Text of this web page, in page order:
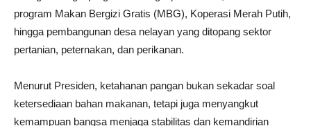
program Makan Bergizi Gratis (MBG), Koperasi Merah Putih,
hingga pembangunan desa nelayan yang ditopang sektor
pertanian, peternakan, dan perikanan.
Menurut Presiden, ketahanan pangan bukan sekadar soal
ketersediaan bahan makanan, tetapi juga menyangkut
kemampuan bangsa menjaga stabilitas dan kemandirian